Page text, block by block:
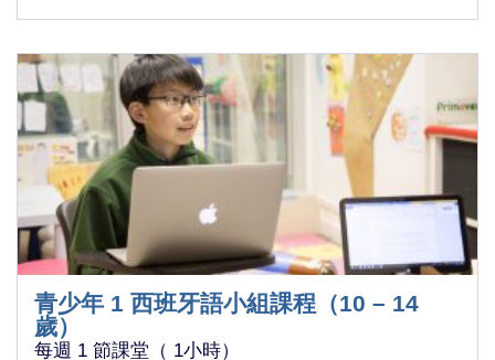
青少年 1 西班牙語小組課程（10 – 14
歲）
每週 1 節課堂（ 1小時）